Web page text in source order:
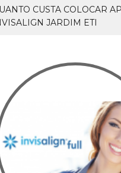
CUSTA COLOCAR
JARDIM ETI